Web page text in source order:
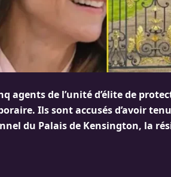
agents de l’unité d’élite de
Ils sont accusés d’avoir
du Palais de Kensington, la